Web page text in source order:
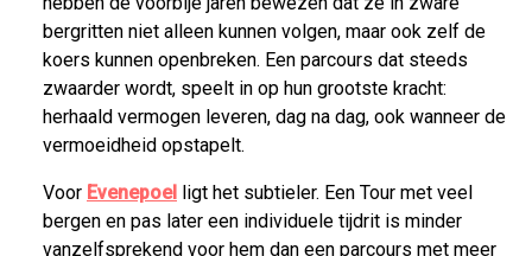
bergritten niet alleen kunnen volgen, maar ook zelf de
koers kunnen openbreken. Een parcours dat steeds
zwaarder wordt, speelt in op hun grootste kracht:
herhaald vermogen leveren, dag na dag, ook wanneer de
vermoeidheid opstapelt.
Voor Evenepoel
ligt het subtieler. Een Tour met veel
bergen en pas later een individuele tijdrit is minder
vanzelfsprekend voor hem dan een parcours met meer